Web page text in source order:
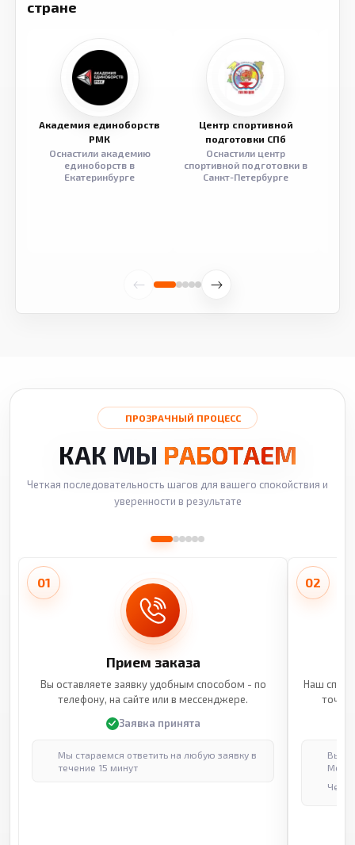
стране
Академия единоборств
РМК
Оснастили академию
единоборств в
Екатеринбурге
Центр спортивной
подготовки СПб
Оснастили центр
спортивной подготовки в
Санкт-Петербурге
ПРОЗРАЧНЫЙ ПРОЦЕСС
КАК МЫ РАБОТАЕМ
Четкая последовательность шагов для вашего спокойствия и
уверенности в результате
01
Прием заказа
Вы оставляете заявку удобным способом - по
телефону, на сайте или в мессенджере.
Заявка принята
Мы стараемся ответить на любую заявку в
течение 15 минут
02
Наш